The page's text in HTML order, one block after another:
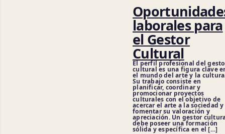
laborales para
el Gestor
Cultural
El perfil profesional del
cultural es una figura clave
el mundo del arte y la
Su trabajo consiste en
planificar, coordinar y
promocionar proyectos
culturales con el objetivo de
acercar el arte a la sociedad y
fomentar su valoración y
apreciación. Un gestor
debe poseer una formación
sólida y específica en el […]